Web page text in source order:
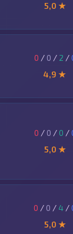
5,0 ★
0 / 0 / 2 /
4,9 ★
0 / 0 / 0 /
5,0 ★
0 / 0 / 4 /
5,0 ★